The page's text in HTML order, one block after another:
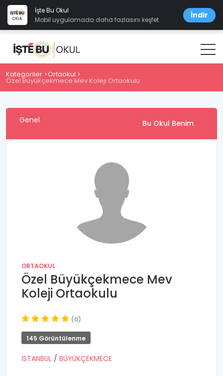
İşte Bu Okul
Mobil uygulamada daha fazlasını keşfet
İndir
Kategoriler Ortaokul
Özel Büyükçekmece Mev Koleji Ortaokulu
Genel Bu Okul Benim
ORTAOKUL
Özel Büyükçekmece Mev
Koleji Ortaokulu
(0)
145 Görüntülenme
İSTANBUL / BÜYÜKÇEKMECE